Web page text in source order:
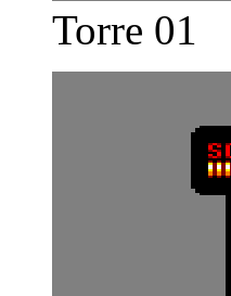
Torre 01